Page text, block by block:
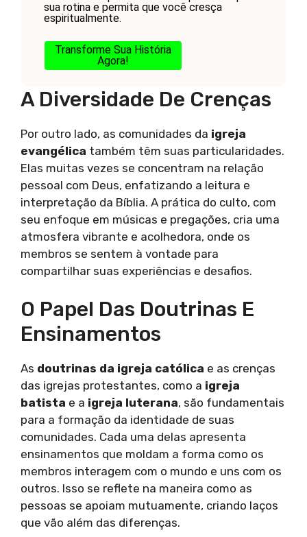
sua rotina e permita que você cresça
espiritualmente.
Transforme Sua História
Agora!
A Diversidade De Crenças
Por outro lado, as comunidades da igreja
evangélica também têm suas particularidades.
Elas muitas vezes se concentram na relação
pessoal com Deus, enfatizando a leitura e
interpretação da Bíblia. A prática do culto, com
seu enfoque em músicas e pregações, cria uma
atmosfera vibrante e acolhedora, onde os
membros se sentem à vontade para
compartilhar suas experiências e desafios.
O Papel Das Doutrinas E
Ensinamentos
As doutrinas da igreja católica e as crenças
das igrejas protestantes, como a igreja
batista e a igreja luterana, são fundamentais
para a formação da identidade de suas
comunidades. Cada uma delas apresenta
ensinamentos que moldam a forma como os
membros interagem com o mundo e uns com os
outros. Isso se reflete na maneira como as
pessoas se apoiam mutuamente, criando laços
que vão além das diferenças.